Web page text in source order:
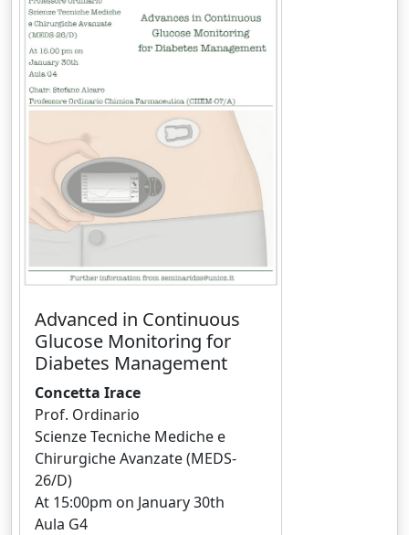
Advanced in Continuous
Glucose Monitoring for
Diabetes Management
Concetta Irace
Prof. Ordinario
Scienze Tecniche Mediche e
Chirurgiche Avanzate (MEDS-
26/D)
At 15:00pm on January 30th
Aula G4